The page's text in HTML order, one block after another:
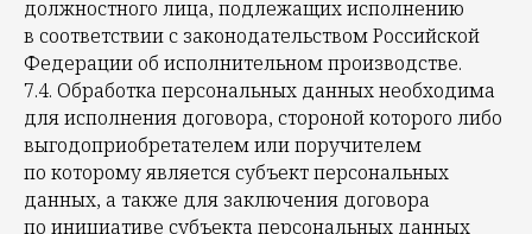
должностного лица, подлежащих исполнению
в соответствии с законодательством Российской
Федерации об исполнительном производстве.
7.4. Обработка персональных данных необходима
для исполнения договора, стороной которого либо
выгодоприобретателем или поручителем
по которому является субъект персональных
данных, а также для заключения договора
по инициативе субъекта персональных данных